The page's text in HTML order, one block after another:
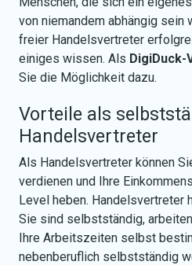
von niemandem abhängig sein
freier Handelsvertreter
einiges wissen. Als
Sie die Möglichkeit dazu.
Vorteile als
Handelsvertreter
Als Handelsvertreter können
verdienen und Ihre
Level heben. Handelsvertreter
Sie sind selbstständig,
Ihre Arbeitszeiten selbst
nebenberuflich selbstständig